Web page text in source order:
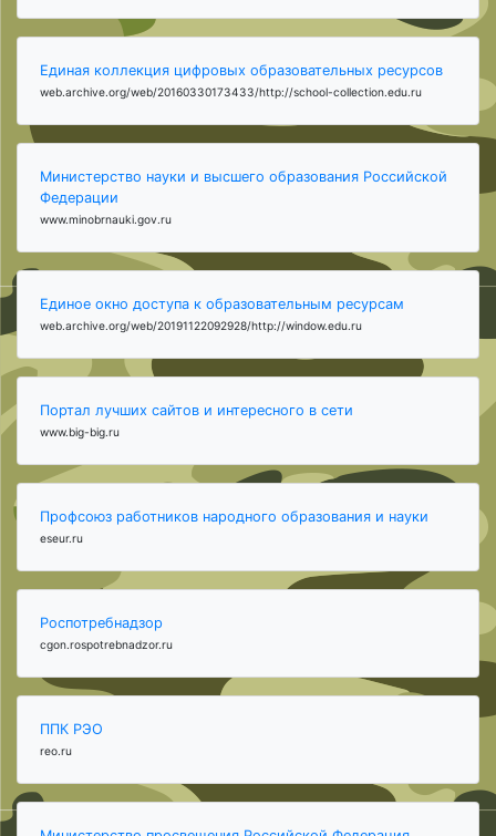
Единая коллекция цифровых образовательных ресурсов
web.archive.org/web/20160330173433/http://school-collection.edu.ru
Министерство науки и высшего образования Российской
Федерации
www.minobrnauki.gov.ru
Единое окно доступа к образовательным ресурсам
web.archive.org/web/20191122092928/http://window.edu.ru
Портал лучших сайтов и интересного в сети
www.big-big.ru
Профсоюз работников народного образования и науки
eseur.ru
Роспотребнадзор
cgon.rospotrebnadzor.ru
ППК РЭО
reo.ru